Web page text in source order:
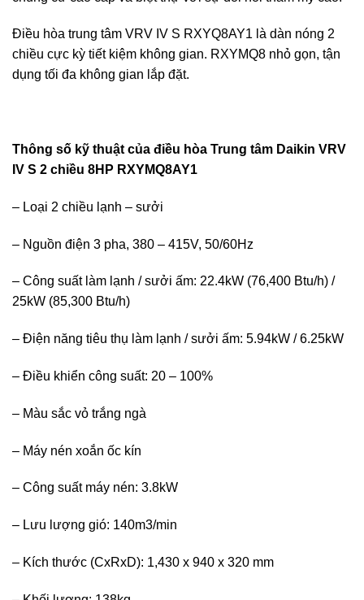
Điều hòa trung tâm VRV IV S RXYQ8AY1 là dàn nóng 2
chiều cực kỳ tiết kiệm không gian. RXYMQ8 nhỏ gọn, tận
dụng tối đa không gian lắp đặt.
Thông số kỹ thuật của điều hòa Trung tâm Daikin VRV
IV S 2 chiều 8HP RXYMQ8AY1
– Loại 2 chiều lạnh – sưởi
– Nguồn điện 3 pha, 380 – 415V, 50/60Hz
– Công suất làm lạnh / sưởi ấm: 22.4kW (76,400 Btu/h) /
25kW (85,300 Btu/h)
– Điện năng tiêu thụ làm lạnh / sưởi ấm: 5.94kW / 6.25kW
– Điều khiển công suất: 20 – 100%
– Màu sắc vỏ trắng ngà
– Máy nén xoắn ốc kín
– Công suất máy nén: 3.8kW
– Lưu lượng gió: 140m3/min
– Kích thước (CxRxD): 1,430 x 940 x 320 mm